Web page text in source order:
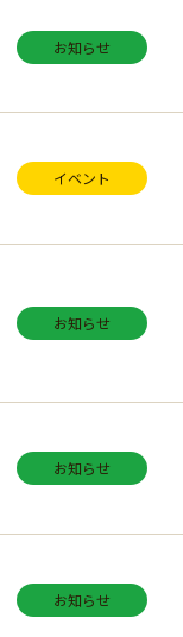
お知らせ
イベント
お知らせ
お知らせ
お知らせ